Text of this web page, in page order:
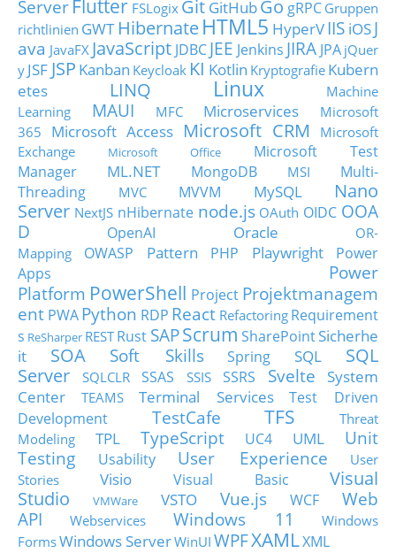
Server Flutter FSLogix Git GitHubGo gRPC Gruppen
richtlinien GWT HibernateHTML5 HyperVIIS iOSJ
ava JavaFX JavaScript JDBC JEE Jenkins JIRA JPA jQuer
y JSF JSP Kanban Keycloak KI Kotlin Kryptografie Kubern
etes
LINQ Linux
Machine
Learning
MAUI MFC Microservices
Microsoft
365
Microsoft Access Microsoft CRM
Microsoft
Exchange
Microsoft Office
Microsoft Test
Manager
ML.NET MongoDB MSI
Multi-
Threading
MVC MVVM MySQL
Nano
Server NextJS nHibernate node.js OAuth OIDC OOA
D
OpenAI Oracle
OR-
Mapping
OWASP Pattern PHP Playwright
Power
Apps
Power
Platform PowerShell Project Projektmanagem
ent PWA Python RDP React Refactoring Requirement
s ReSharper RESTRust SAPScrum SharePointSicherhe
it
SOA Soft Skills Spring SQL
SQL
Server
SQLCLR SSAS SSIS SSRS Svelte
System
Center
TEAMS Terminal Services
Test Driven
Development
TestCafe TFS
Threat
Modeling
TPL TypeScript UC4 UML
Unit
Testing
Usability User Experience
User
Stories
Visio Visual Basic
Visual
Studio
VMWare VSTO Vue.js WCF
Web
API
Webservices Windows 11
Windows
FormsWindows ServerWinUI WPFXAMLXML